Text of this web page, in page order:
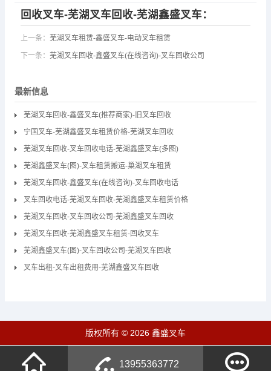
回收叉车-芜湖叉车回收-芜湖鑫盛叉车：
上一条： 芜湖叉车租赁-鑫盛叉车-电动叉车租赁
下一条： 芜湖叉车回收-鑫盛叉车(在线咨询)-叉车回收公司
最新信息
芜湖叉车回收-鑫盛叉车(推荐商家)-旧叉车回收
宁国叉车-芜湖鑫盛叉车租赁价格-芜湖叉车回收
芜湖叉车回收-叉车回收电话-芜湖鑫盛叉车(多图)
芜湖鑫盛叉车(图)-叉车租赁搬运-巢湖叉车租赁
芜湖叉车回收-鑫盛叉车(在线咨询)-叉车回收电话
叉车回收电话-芜湖叉车回收-芜湖鑫盛叉车租赁价格
芜湖叉车回收-叉车回收公司-芜湖鑫盛叉车回收
芜湖叉车回收-芜湖鑫盛叉车租赁-回收叉车
芜湖鑫盛叉车(图)-叉车回收公司-芜湖叉车回收
叉车出租-叉车出租费用-芜湖鑫盛叉车回收
版权所有 © 2026 鑫盛叉车
13955363772